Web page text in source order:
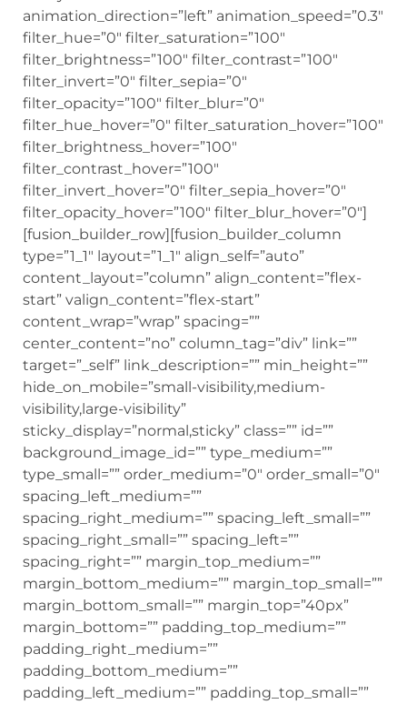
animation_direction=”left” animation_speed=”0.3″
filter_hue=”0″ filter_saturation=”100″
filter_brightness=”100″ filter_contrast=”100″
filter_invert=”0″ filter_sepia=”0″
filter_opacity=”100″ filter_blur=”0″
filter_hue_hover=”0″ filter_saturation_hover=”100″
filter_brightness_hover=”100″
filter_contrast_hover=”100″
filter_invert_hover=”0″ filter_sepia_hover=”0″
filter_opacity_hover=”100″ filter_blur_hover=”0″]
[fusion_builder_row][fusion_builder_column
type=”1_1″ layout=”1_1″ align_self=”auto”
content_layout=”column” align_content=”flex-
start” valign_content=”flex-start”
content_wrap=”wrap” spacing=””
center_content=”no” column_tag=”div” link=””
target=”_self” link_description=”” min_height=””
hide_on_mobile=”small-visibility,medium-
visibility,large-visibility”
sticky_display=”normal,sticky” class=”” id=””
background_image_id=”” type_medium=””
type_small=”” order_medium=”0″ order_small=”0″
spacing_left_medium=””
spacing_right_medium=”” spacing_left_small=””
spacing_right_small=”” spacing_left=””
spacing_right=”” margin_top_medium=””
margin_bottom_medium=”” margin_top_small=””
margin_bottom_small=”” margin_top=”40px”
margin_bottom=”” padding_top_medium=””
padding_right_medium=””
padding_bottom_medium=””
padding_left_medium=”” padding_top_small=””